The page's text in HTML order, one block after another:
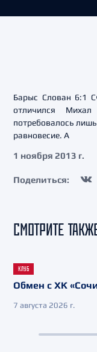
Барыс Слован 6:1
отличился
потребовалось
равновесие. А
1 ноября 2013 г.
Поделиться:
СМОТРИТЕ
КЛУБ
Обмен с ХК
7 августа 2026 г.